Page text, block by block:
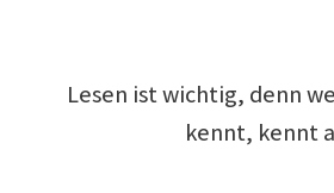
Lesen ist wichtig, denn
kennt, kennt